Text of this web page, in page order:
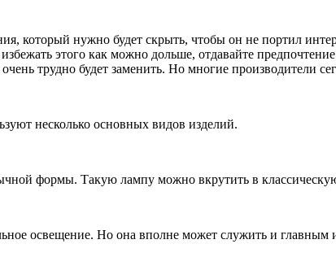
который нужно будет скрыть, чтобы он не портил
этого как можно дольше, отдавайте
трудно будет заменить. Но многие производители
несколько основных видов изделий.
формы. Такую лампу можно вкрутить в
освещение. Но она вполне может служить и